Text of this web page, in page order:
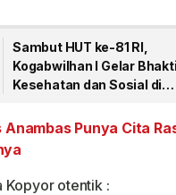
Sambut HUT ke-81 RI,
Kogabwilhan I Gelar Bhakti
Kesehatan dan Sosial di
Punya Cita
Kopyor otentik :